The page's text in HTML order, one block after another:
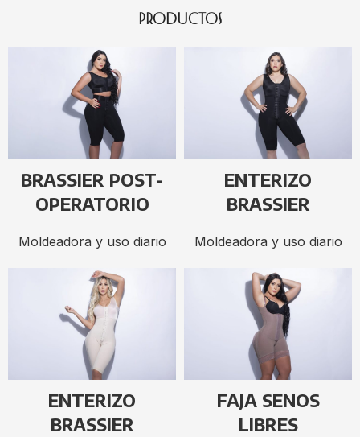
PRODUCTOS
BRASSIER POST-
OPERATORIO
Moldeadora y uso diario
ENTERIZO
BRASSIER
Moldeadora y uso diario
ENTERIZO
BRASSIER
FAJA SENOS
LIBRES